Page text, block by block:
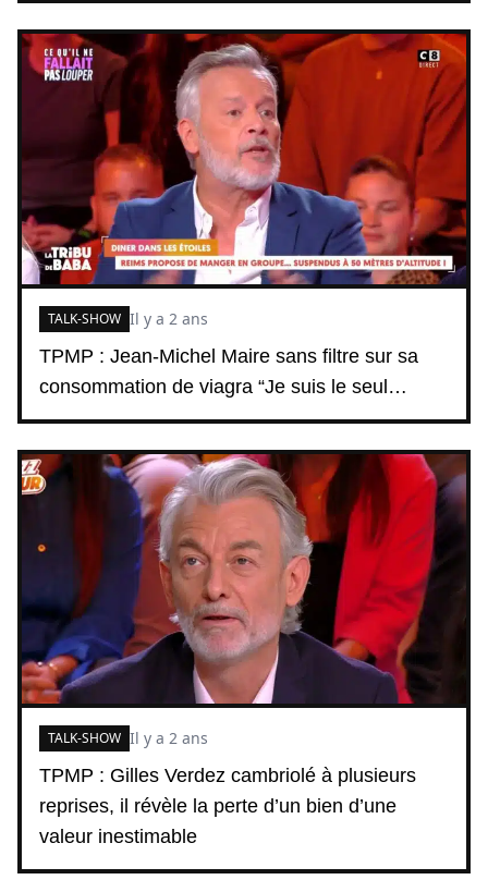
TPMP : Jean-Michel Maire sans filtre sur sa
consommation de viagra “Je suis le seul…
TALK-SHOW Il y a 2 ans
TPMP : Gilles Verdez cambriolé à plusieurs
reprises, il révèle la perte d’un bien d’une
valeur inestimable
TALK-SHOW Il y a 2 ans